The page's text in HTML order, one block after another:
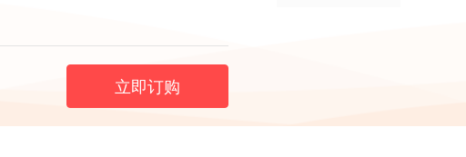
立即订购